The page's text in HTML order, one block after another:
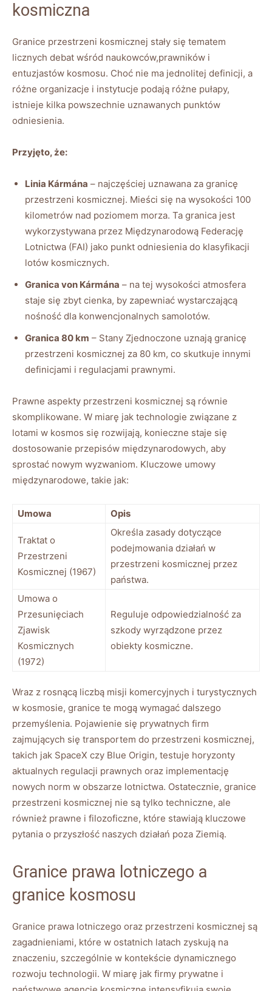
kosmiczna
Granice przestrzeni kosmicznej stały się tematem
licznych debat wśród naukowców,prawników i
entuzjastów kosmosu. Choć nie ma jednolitej definicji, a
różne organizacje i instytucje podają różne pułapy,
istnieje kilka powszechnie uznawanych punktów
odniesienia.
Przyjęto, że:
Linia Kármána – najczęściej uznawana za granicę
przestrzeni kosmicznej. Mieści się na wysokości 100
kilometrów nad poziomem morza. Ta granica jest
wykorzystywana przez Międzynarodową Federację
Lotnictwa (FAI) jako punkt odniesienia do klasyfikacji
lotów kosmicznych.
Granica von Kármána – na tej wysokości atmosfera
staje się zbyt cienka, by zapewniać wystarczającą
nośność dla konwencjonalnych samolotów.
Granica 80 km – Stany Zjednoczone uznają granicę
przestrzeni kosmicznej za 80 km, co skutkuje innymi
definicjami i regulacjami prawnymi.
Prawne aspekty przestrzeni kosmicznej są równie
skomplikowane. W miarę jak technologie związane z
lotami w kosmos się rozwijają, konieczne staje się
dostosowanie przepisów międzynarodowych, aby
sprostać nowym wyzwaniom. Kluczowe umowy
międzynarodowe, takie jak:
Umowa Opis
Traktat o
Przestrzeni
Kosmicznej (1967)
Określa zasady dotyczące
podejmowania działań w
przestrzeni kosmicznej przez
państwa.
Umowa o
Przesunięciach
Zjawisk
Kosmicznych
(1972)
Reguluje odpowiedzialność za
szkody wyrządzone przez
obiekty kosmiczne.
Wraz z rosnącą liczbą misji komercyjnych i turystycznych
w kosmosie, granice te mogą wymagać dalszego
przemyślenia. Pojawienie się prywatnych firm
zajmujących się transportem do przestrzeni kosmicznej,
takich jak SpaceX czy Blue Origin, testuje horyzonty
aktualnych regulacji prawnych oraz implementację
nowych norm w obszarze lotnictwa. Ostatecznie, granice
przestrzeni kosmicznej nie są tylko techniczne, ale
również prawne i filozoficzne, które stawiają kluczowe
pytania o przyszłość naszych działań poza Ziemią.
Granice prawa lotniczego a
granice kosmosu
Granice prawa lotniczego oraz przestrzeni kosmicznej są
zagadnieniami, które w ostatnich latach zyskują na
znaczeniu, szczególnie w kontekście dynamicznego
rozwoju technologii. W miarę jak firmy prywatne i